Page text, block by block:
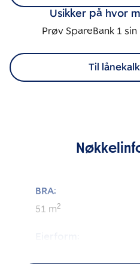
Usikker på hvor
Prøv SpareBank 1
Til
BRA:
51 m2